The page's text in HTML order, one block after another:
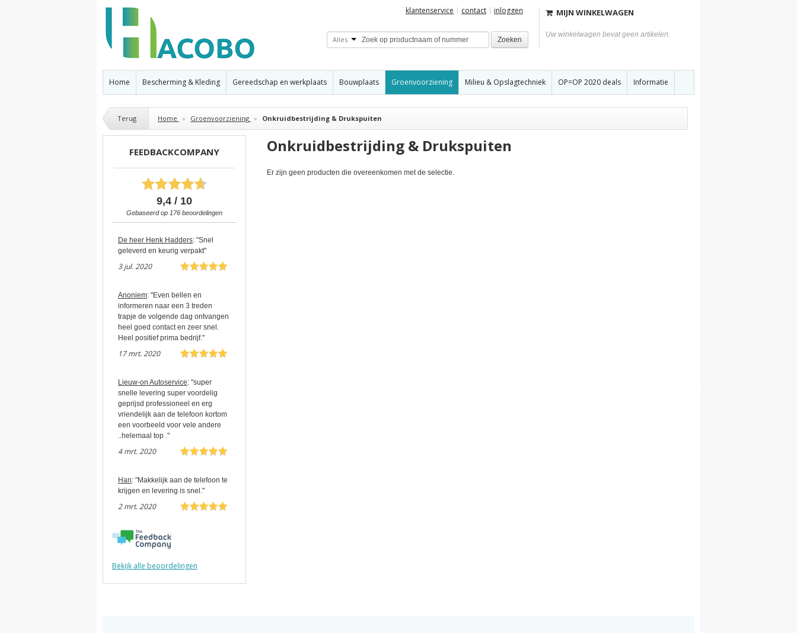
klantenservice contact inloggen
Alles Zoeken
MIJN WINKELWAGEN
Uw winkelwagen bevat geen artikelen.
Home Bescherming & Kleding Gereedschap en werkplaats Bouwplaats Groenvoorziening Milieu & Opslagtechniek OP=OP 2020 deals Informatie
Terug Home » Groenvoorziening » Onkruidbestrijding & Drukspuiten
FEEDBACKCOMPANY
9,4 / 10
Gebaseerd op 176 beoordelingen
De heer Henk Hadders: "Snel
geleverd en keurig verpakt"
3 jul. 2020
Anoniem: "Even bellen en
informeren naar een 3 treden
trapje de volgende dag ontvangen
heel goed contact en zeer snel.
Heel positief prima bedrijf."
17 mrt. 2020
Lieuw-on Autoservice: "super
snelle levering super voordelig
geprijsd professioneel en erg
vriendelijk aan de telefoon kortom
een voorbeeld voor vele andere
..helemaal top ."
4 mrt. 2020
Han: "Makkelijk aan de telefoon te
krijgen en levering is snel."
2 mrt. 2020
Bekijk alle beoordelingen
Onkruidbestrijding & Drukspuiten
Er zijn geen producten die overeenkomen met de selectie.